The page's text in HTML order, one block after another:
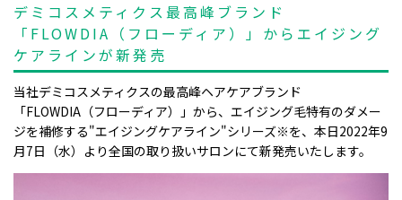
デミコスメティクス最高峰ブランド
「FLOWDIA（フローディア）」からエイジング
ケアラインが新発売
当社デミコスメティクスの最高峰ヘアケアブランド
「FLOWDIA（フローディア）」から、エイジング毛特有のダメー
ジを補修する"エイジングケアライン"シリーズ※を、本日2022年9
月7日（水）より全国の取り扱いサロンにて新発売いたします。